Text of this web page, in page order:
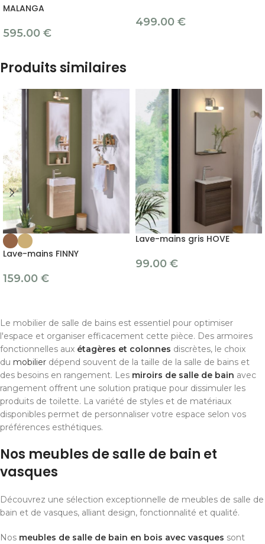
MALANGA
595.00 €
499.00 €
Produits similaires
Lave-mains FINNY
159.00 €
Lave-mains gris HOVE
99.00 €
Le mobilier de salle de bains est essentiel pour optimiser
l'espace et organiser efficacement cette pièce. Des armoires
fonctionnelles aux étagères et colonnes discrètes, le choix
du mobilier dépend souvent de la taille de la salle de bains et
des besoins en rangement. Les miroirs de salle de bain avec
rangement offrent une solution pratique pour dissimuler les
produits de toilette. La variété de styles et de matériaux
disponibles permet de personnaliser votre espace selon vos
préférences esthétiques.
Nos meubles de salle de bain et
vasques
Découvrez une sélection exceptionnelle de meubles de salle de
bain et de vasques, alliant design, fonctionnalité et qualité.
Nos meubles de salle de bain en bois avec vasques sont